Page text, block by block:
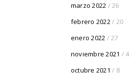
marzo 2022 / 26
febrero 2022 / 20
enero 2022 / 27
noviembre 2021 / 4
octubre 2021 / 8